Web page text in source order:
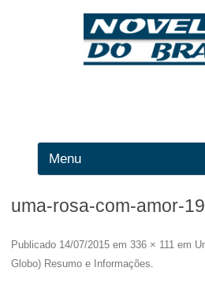
uma-rosa-com-amor-
Publicado 14/07/2015 em 336 × 111 em
Globo) Resumo e Informações.